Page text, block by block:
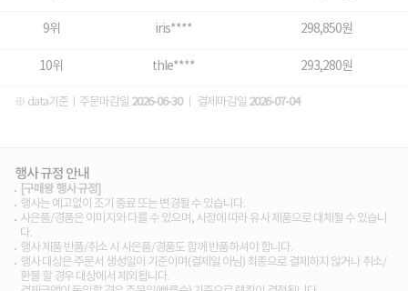
9위 iris**** 298,850원
10위 thle**** 293,280원
※ data기준ㅣ주문마감일 2026-06-30ㅣ 결제마감일 2026-07-04
행사 규정 안내
[구매왕 행사 규정]
행사는 예고없이 조기 종료 또는 변경될 수 있습니다.
사은품/경품은 이미지와 다를 수 있으며, 사정에 따라 유사 제품으로 대체될 수 있습니
다.
행사 제품 반품/취소 시 사은품/경품도 함께 반품하셔야 합니다.
행사 대상은 주문서 생성일이 기준이며(결제일 아님) 최종으로 결제하지 않거나 취소/
환불 할 경우 대상에서 제외됩니다.